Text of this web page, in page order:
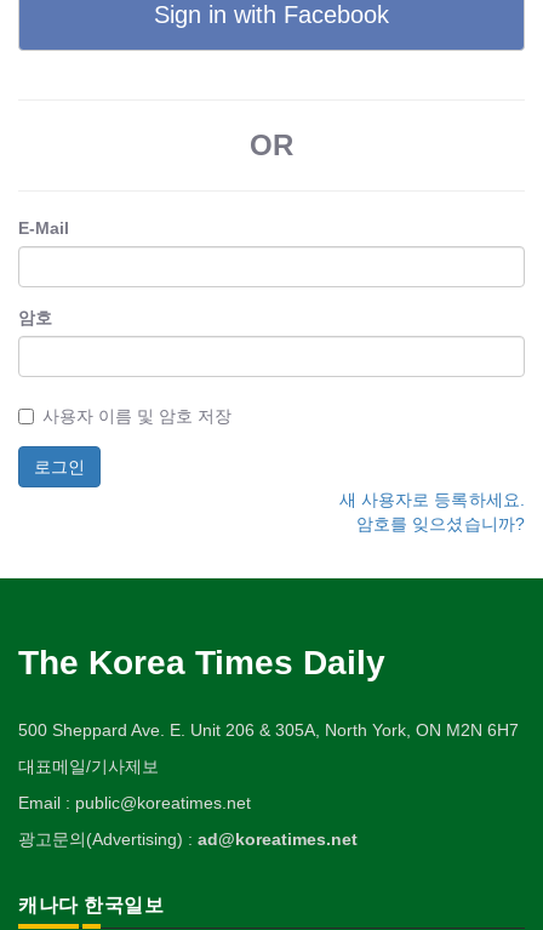
Sign in with Facebook
OR
E-Mail
암호
사용자 이름 및 암호 저장
새 사용자로 등록하세요.
암호를 잊으셨습니까?
The Korea Times Daily
500 Sheppard Ave. E. Unit 206 & 305A, North York, ON M2N 6H7
대표메일/기사제보
Email : public@koreatimes.net
광고문의(Advertising) : ad@koreatimes.net
캐나다 한국일보